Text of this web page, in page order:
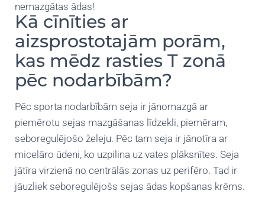
nemazgātas ādas!
Kā cīnīties ar
aizsprostotajām porām,
kas mēdz rasties T zonā
pēc nodarbībām?
Pēc sporta nodarbībām seja ir jānomazgā ar
piemērotu sejas mazgāšanas līdzekli, piemēram,
seboregulējošo želeju. Pēc tam seja ir jānotīra ar
micelāro ūdeni, ko uzpilina uz vates plāksnītes. Seja
jātīra virzienā no centrālās zonas uz perifēro. Tad ir
jāuzliek seboregulējošs sejas ādas kopšanas krēms.